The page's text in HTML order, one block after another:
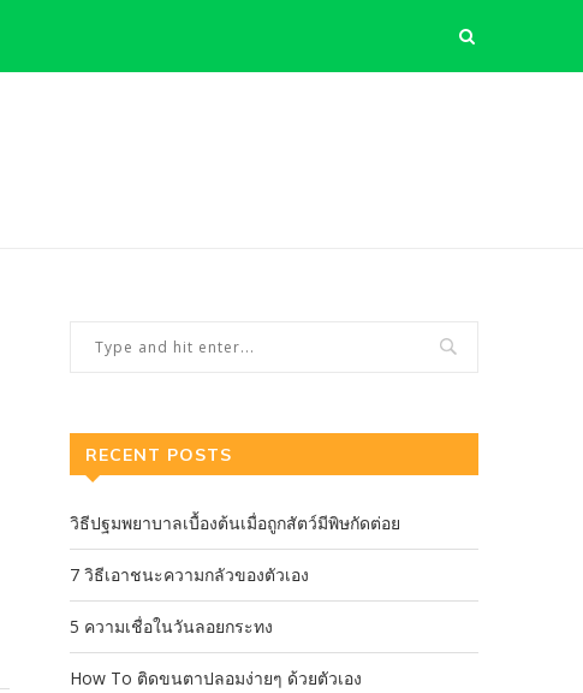
RECENT POSTS
วิธีปฐมพยาบาลเบื้องต้นเมื่อถูกสัตว์มีพิษกัดต่อย
7 วิธีเอาชนะความกลัวของตัวเอง
5 ความเชื่อในวันลอยกระทง
How To ติดขนตาปลอมง่ายๆ ด้วยตัวเอง